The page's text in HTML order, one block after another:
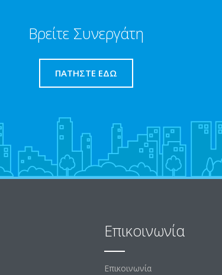
Βρείτε Συνεργάτη
ΠΑΤΉΣΤΕ ΕΔΏ
Επικοινωνία
Επικοινωνία